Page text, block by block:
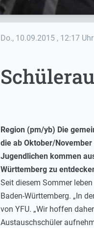
Do., 10.09.2015 , 12:17 Uhr
Region (pm/yb) Die
die ab Oktober/
Jugendlichen kommen
Württemberg zu
Seit diesem Sommer
Baden-Württemberg. „In
von YFU. „Wir hoffen
Austauschschüler